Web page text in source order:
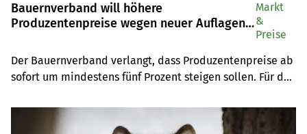
Bauernverband will höhere
Produzentenpreise wegen neuer Auflagen
Der Bauernverband verlangt, dass Produzentenpreise ab
sofort um mindestens fünf Prozent steigen sollen. Für das
deshalb, weil das Erfüllen neuer Umweltauflagen teuer
und aufwendig sei.
Markt
&
Preise